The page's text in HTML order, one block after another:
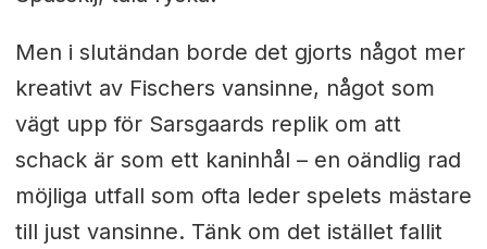
Men i slutändan borde det gjorts något mer
kreativt av Fischers vansinne, något som
vägt upp för Sarsgaards replik om att
schack är som ett kaninhål – en oändlig rad
möjliga utfall som ofta leder spelets mästare
till just vansinne. Tänk om det istället fallit